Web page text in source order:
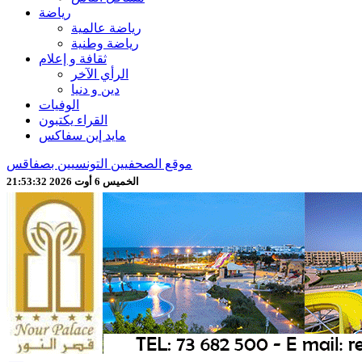
رياضة
رياضة عالمية
رياضة وطنية
ثقافة و إعلام
الرأي الآخر
دين و دنيا
الوفيات
القراء يكتبون
مايد إين سفاكس
موقع الصحفيين التونسيين بصفاقس
الخميس 6 أوت 2026 21:53:34